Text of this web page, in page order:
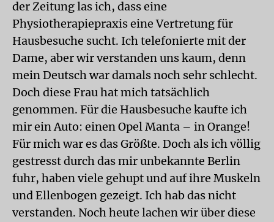
der Zeitung las ich, dass eine
Physiotherapiepraxis eine Vertretung für
Hausbesuche sucht. Ich telefonierte mit der
Dame, aber wir verstanden uns kaum, denn
mein Deutsch war damals noch sehr schlecht.
Doch diese Frau hat mich tatsächlich
genommen. Für die Hausbesuche kaufte ich
mir ein Auto: einen Opel Manta – in Orange!
Für mich war es das Größte. Doch als ich völlig
gestresst durch das mir unbekannte Berlin
fuhr, haben viele gehupt und auf ihre Muskeln
und Ellenbogen gezeigt. Ich hab das nicht
verstanden. Noch heute lachen wir über diese